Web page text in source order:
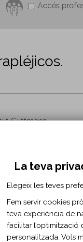
Accés
Guttmann
num.23
La teva
Elegeix les teves
Fem servir cookies
teva experiència de
facilitar
personalitzada. Vols